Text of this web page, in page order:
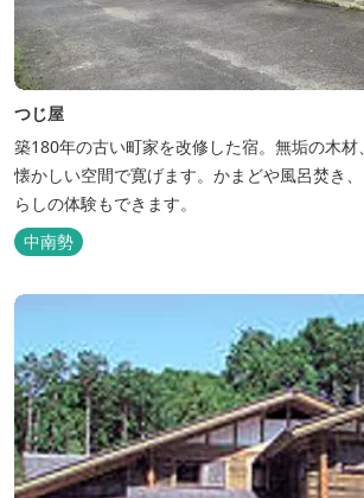
つじ屋
築180年の古い町家を改修した宿。無垢の木
懐かしい空間で寛げます。かまどや風呂焚き
らしの体験もできます。
中南勢